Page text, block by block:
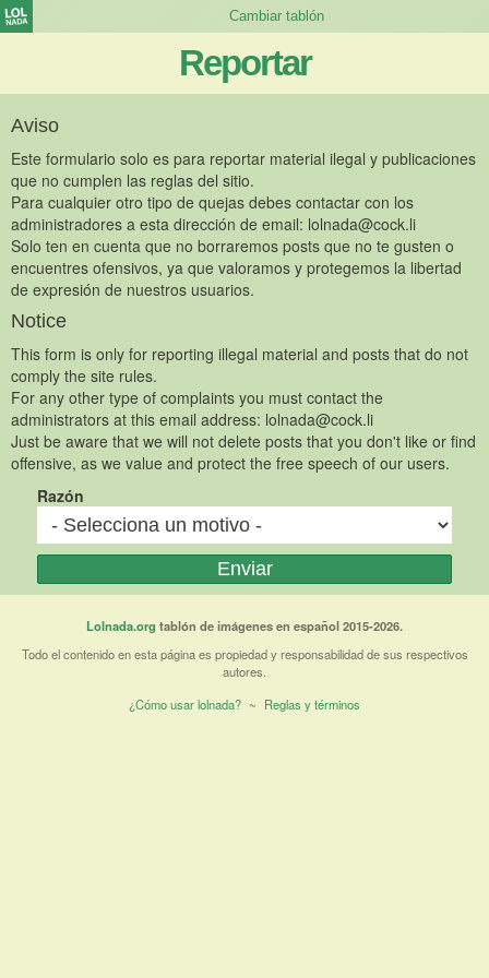
Reportar
Aviso
Este formulario solo es para reportar material ilegal y publicaciones
que no cumplen las reglas del sitio.
Para cualquier otro tipo de quejas debes contactar con los
administradores a esta dirección de email: lolnada@cock.li
Solo ten en cuenta que no borraremos posts que no te gusten o
encuentres ofensivos, ya que valoramos y protegemos la libertad
de expresión de nuestros usuarios.
Notice
This form is only for reporting illegal material and posts that do not
comply the site rules.
For any other type of complaints you must contact the
administrators at this email address: lolnada@cock.li
Just be aware that we will not delete posts that you don't like or find
offensive, as we value and protect the free speech of our users.
Razón
Lolnada.org tablón de imágenes en español 2015-2026.
Todo el contenido en esta página es propiedad y responsabilidad de sus respectivos
autores.
¿Cómo usar lolnada? ~ Reglas y términos